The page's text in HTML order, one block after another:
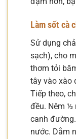
Làm sốt cà
Sử dụng
sạch), cho
thơm tỏi
tây vào xào
Tiếp theo,
đều. Nêm ½
canh
nước. Dằm